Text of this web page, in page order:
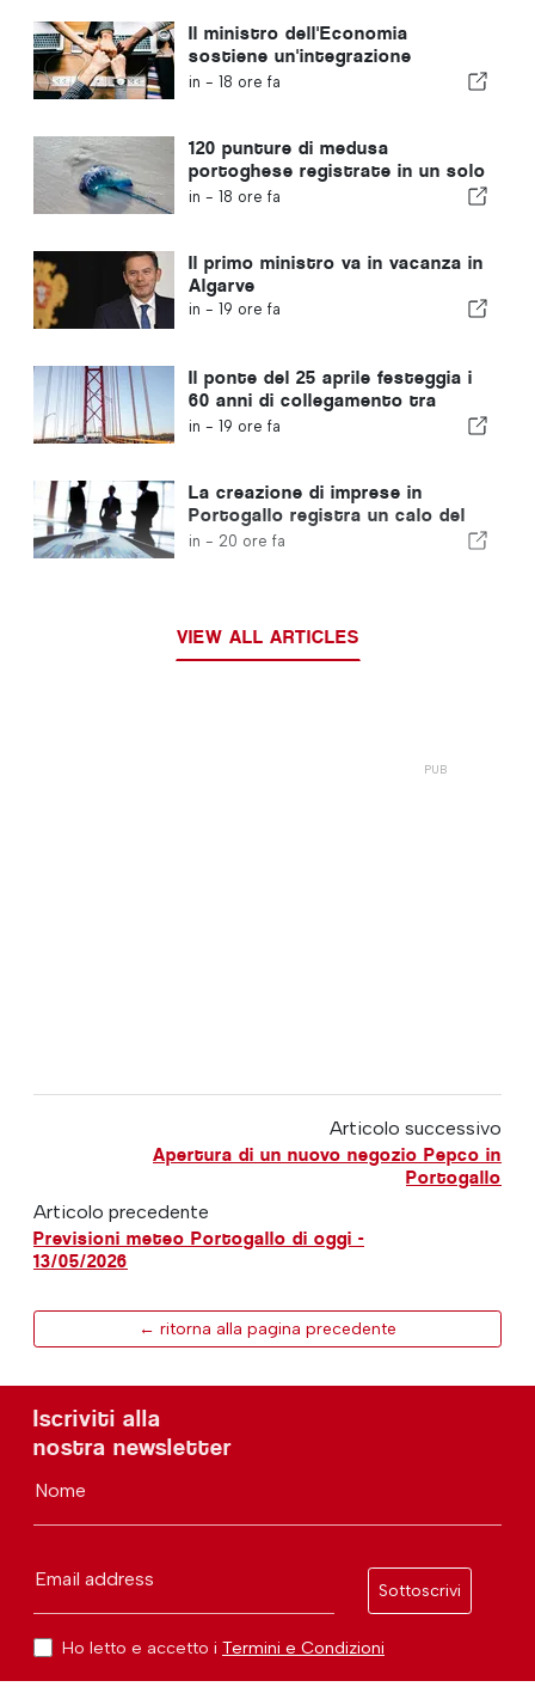
Il ministro dell'Economia
sostiene un'integrazione
regolamentata e garantisce un
in - 18 ore fa
120 punture di medusa
portoghese registrate in un solo
giorno
in - 18 ore fa
Il primo ministro va in vacanza in
Algarve
in - 19 ore fa
Il ponte del 25 aprile festeggia i
60 anni di collegamento tra
Lisbona e Almada
in - 19 ore fa
La creazione di imprese in
Portogallo registra un calo del
4,2%
in - 20 ore fa
VIEW ALL ARTICLES
Articolo successivo
Apertura di un nuovo negozio Pepco in
Portogallo
Articolo precedente
Previsioni meteo Portogallo di oggi -
13/05/2026
← ritorna alla pagina precedente
Iscriviti alla
nostra newsletter
Nome
Email address
Sottoscrivi
Ho letto e accetto i Termini e Condizioni